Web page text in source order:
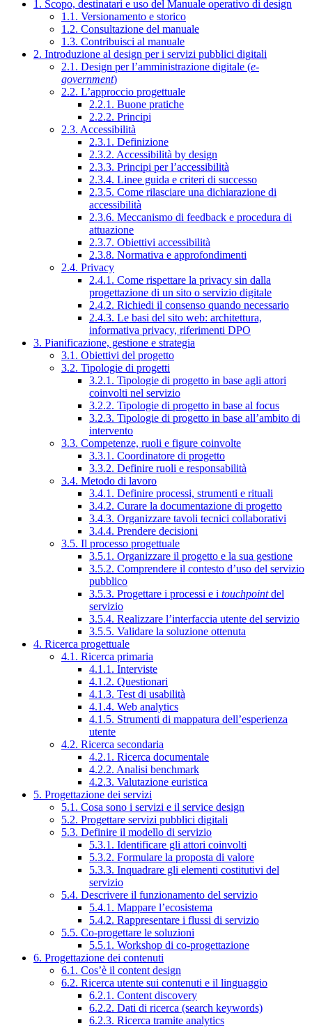
1. Scopo, destinatari e uso del Manuale operativo di design
1.1. Versionamento e storico
1.2. Consultazione del manuale
1.3. Contribuisci al manuale
2. Introduzione al design per i servizi pubblici digitali
2.1. Design per l’amministrazione digitale (e-
government)
2.2. L’approccio progettuale
2.2.1. Buone pratiche
2.2.2. Principi
2.3. Accessibilità
2.3.1. Definizione
2.3.2. Accessibilità by design
2.3.3. Principi per l’accessibilità
2.3.4. Linee guida e criteri di successo
2.3.5. Come rilasciare una dichiarazione di
accessibilità
2.3.6. Meccanismo di feedback e procedura di
attuazione
2.3.7. Obiettivi accessibilità
2.3.8. Normativa e approfondimenti
2.4. Privacy
2.4.1. Come rispettare la privacy sin dalla
progettazione di un sito o servizio digitale
2.4.2. Richiedi il consenso quando necessario
2.4.3. Le basi del sito web: architettura,
informativa privacy, riferimenti DPO
3. Pianificazione, gestione e strategia
3.1. Obiettivi del progetto
3.2. Tipologie di progetti
3.2.1. Tipologie di progetto in base agli attori
coinvolti nel servizio
3.2.2. Tipologie di progetto in base al focus
3.2.3. Tipologie di progetto in base all’ambito di
intervento
3.3. Competenze, ruoli e figure coinvolte
3.3.1. Coordinatore di progetto
3.3.2. Definire ruoli e responsabilità
3.4. Metodo di lavoro
3.4.1. Definire processi, strumenti e rituali
3.4.2. Curare la documentazione di progetto
3.4.3. Organizzare tavoli tecnici collaborativi
3.4.4. Prendere decisioni
3.5. Il processo progettuale
3.5.1. Organizzare il progetto e la sua gestione
3.5.2. Comprendere il contesto d’uso del servizio
pubblico
3.5.3. Progettare i processi e i touchpointdel
servizio
3.5.4. Realizzare l’interfaccia utente del servizio
3.5.5. Validare la soluzione ottenuta
4. Ricerca progettuale
4.1. Ricerca primaria
4.1.1. Interviste
4.1.2. Questionari
4.1.3. Test di usabilità
4.1.4. Web analytics
4.1.5. Strumenti di mappatura dell’esperienza
utente
4.2. Ricerca secondaria
4.2.1. Ricerca documentale
4.2.2. Analisi benchmark
4.2.3. Valutazione euristica
5. Progettazione dei servizi
5.1. Cosa sono i servizi e il service design
5.2. Progettare servizi pubblici digitali
5.3. Definire il modello di servizio
5.3.1. Identificare gli attori coinvolti
5.3.2. Formulare la proposta di valore
5.3.3. Inquadrare gli elementi costitutivi del
servizio
5.4. Descrivere il funzionamento del servizio
5.4.1. Mappare l’ecosistema
5.4.2. Rappresentare i flussi di servizio
5.5. Co-progettare le soluzioni
5.5.1. Workshop di co-progettazione
6. Progettazione dei contenuti
6.1. Cos’è il content design
6.2. Ricerca utente sui contenuti e il linguaggio
6.2.1. Content discovery
6.2.2. Dati di ricerca (search keywords)
6.2.3. Ricerca tramite analytics